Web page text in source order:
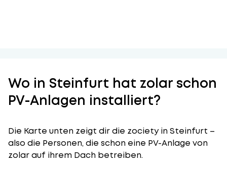
Wo in Steinfurt hat zolar schon
PV-Anlagen installiert?
Die Karte unten zeigt dir die zociety in Steinfurt –
also die Personen, die schon eine PV-Anlage von
zolar auf ihrem Dach betreiben.